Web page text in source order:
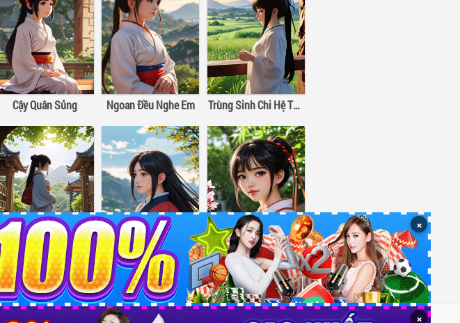
Cậy Quân Sủng Ngoan Đều Nghe Em Trùng Sinh Chi Hệ Thống Tự Cứu Của Nhân Vật Phản Diện
Siêu Cấp Cưng Chiều Đầu Xuân Tươi Sáng Đồ Đệ Xuống Núi Vô Địch Thiên Hạ
Chính Sách Bảo Mật Miễn trừ trách nhiệm Về chúng tôi Liên hệ Tác giả
×
×